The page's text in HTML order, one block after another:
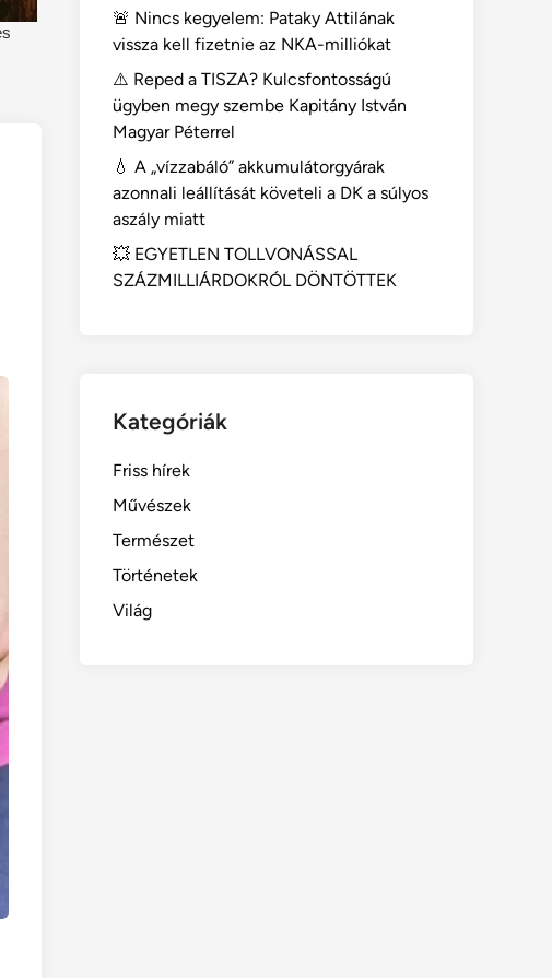
🚨 Nincs kegyelem: Pataky Attilának
vissza kell fizetnie az NKA-milliókat
⚠️ Reped a TISZA? Kulcsfontosságú
ügyben megy szembe Kapitány István
Magyar Péterrel
💧 A „vízzabáló” akkumulátorgyárak
azonnali leállítását követeli a DK a súlyos
aszály miatt
💥 EGYETLEN TOLLVONÁSSAL
SZÁZMILLIÁRDOKRÓL DÖNTÖTTEK
Kategóriák
Friss hírek
Művészek
Természet
Történetek
Világ